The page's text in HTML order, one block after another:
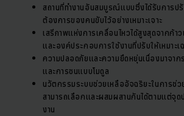
สถานที่ทำงานอันสมบูรณ์แบบซึ่งได้รับการป
ต้องการของคนขับไว้อย่างเหมาะเจาะ
เสรีภาพแห่งการเคลื่อนไหวได้สูงสุดจากก้า
และองค์ประกอบการใช้งานที่ปรับให้เหมาะ
ความปลอดภัยและความยืดหยุ่นเนื่องมาจา
และการชนแบบโมดูล
นวัตกรรมระบบช่วยเหลืออัจฉริยะในการช่
สามารถเลือกและผสมผสานกันได้ตามแต่จุ
งาน